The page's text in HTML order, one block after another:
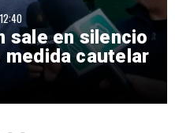
sale en silencio
cautelar